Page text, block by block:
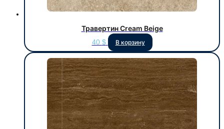
Травертин Cream Beige
40 $ В корзину